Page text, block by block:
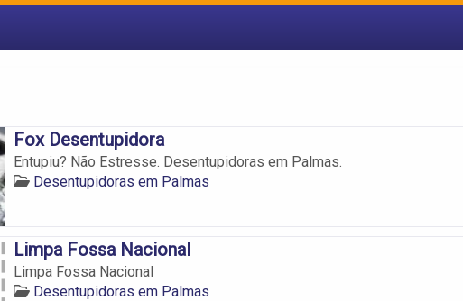
Fox Desentupidora
Entupiu? Não Estresse. Desentupidoras em Palmas.
Desentupidoras em Palmas
Limpa Fossa Nacional
Limpa Fossa Nacional
Desentupidoras em Palmas